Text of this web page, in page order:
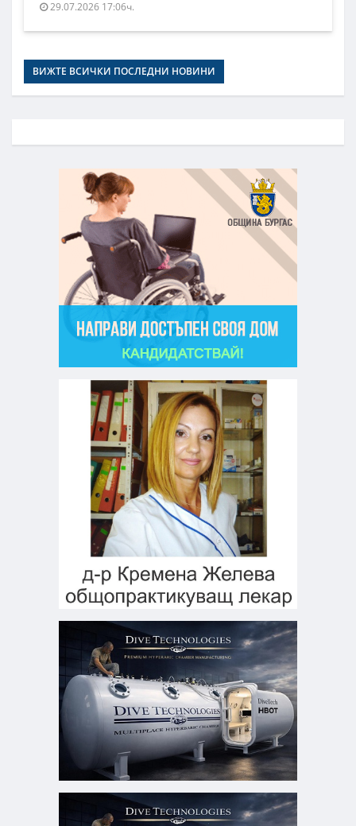
29.07.2026 17:06ч.
ВИЖТЕ ВСИЧКИ ПОСЛЕДНИ НОВИНИ